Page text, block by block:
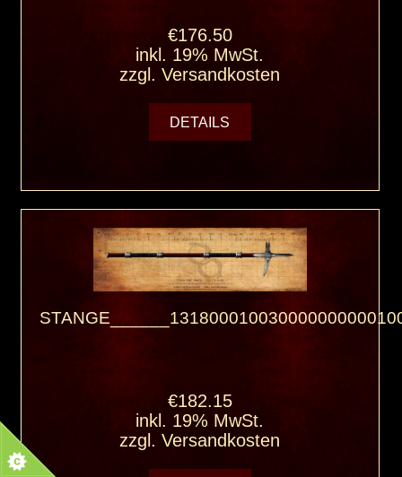
€176.50
inkl. 19% MwSt.
zzgl.Versandkosten
DETAILS
€182.15
inkl. 19% MwSt.
zzgl.Versandkosten